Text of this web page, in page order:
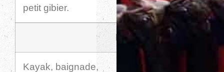
petit gibier.
Famille
Kayak, baignade,